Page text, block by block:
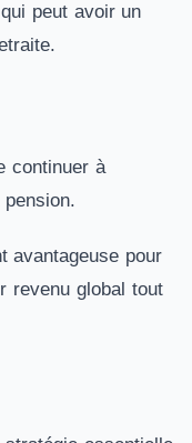
peut avoir un
continuer à
avantageuse pour
revenu global tout